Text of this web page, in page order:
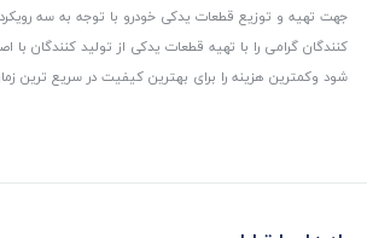
جهت تهیه و توزیع قطعات یدکی خودرو با توجه به سه
کنندگان گرامی را با تهیه قطعات یدکی از تولید کنندگان
شود و‌کمترین هزینه را برای بهترین کیفیت در سریع ترین